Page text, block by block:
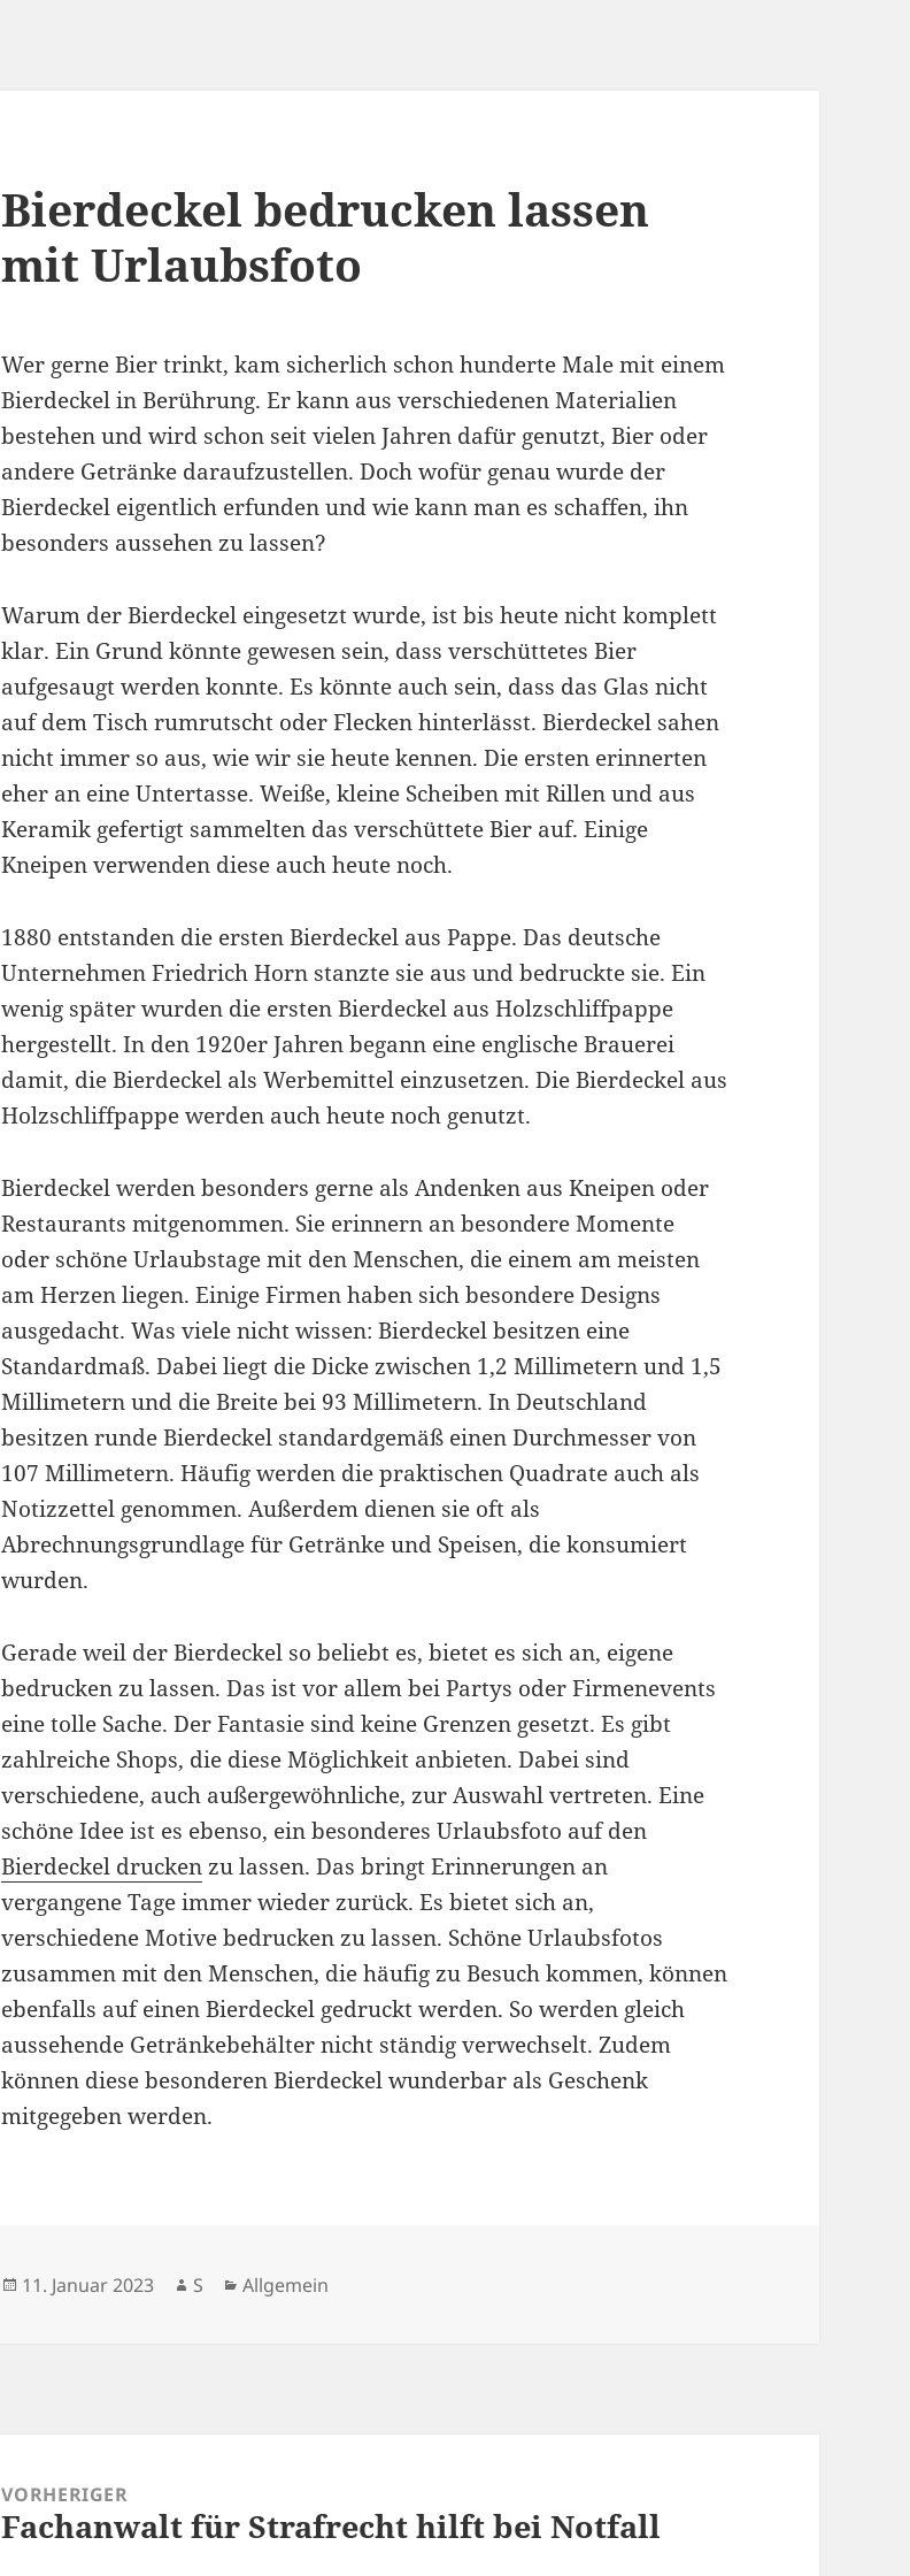
Bierdeckel bedrucken lassen
mit Urlaubsfoto
Wer gerne Bier trinkt, kam sicherlich schon hunderte Male mit einem
Bierdeckel in Berührung. Er kann aus verschiedenen Materialien
bestehen und wird schon seit vielen Jahren dafür genutzt, Bier oder
andere Getränke daraufzustellen. Doch wofür genau wurde der
Bierdeckel eigentlich erfunden und wie kann man es schaffen, ihn
besonders aussehen zu lassen?
Warum der Bierdeckel eingesetzt wurde, ist bis heute nicht komplett
klar. Ein Grund könnte gewesen sein, dass verschüttetes Bier
aufgesaugt werden konnte. Es könnte auch sein, dass das Glas nicht
auf dem Tisch rumrutscht oder Flecken hinterlässt. Bierdeckel sahen
nicht immer so aus, wie wir sie heute kennen. Die ersten erinnerten
eher an eine Untertasse. Weiße, kleine Scheiben mit Rillen und aus
Keramik gefertigt sammelten das verschüttete Bier auf. Einige
Kneipen verwenden diese auch heute noch.
1880 entstanden die ersten Bierdeckel aus Pappe. Das deutsche
Unternehmen Friedrich Horn stanzte sie aus und bedruckte sie. Ein
wenig später wurden die ersten Bierdeckel aus Holzschliffpappe
hergestellt. In den 1920er Jahren begann eine englische Brauerei
damit, die Bierdeckel als Werbemittel einzusetzen. Die Bierdeckel aus
Holzschliffpappe werden auch heute noch genutzt.
Bierdeckel werden besonders gerne als Andenken aus Kneipen oder
Restaurants mitgenommen. Sie erinnern an besondere Momente
oder schöne Urlaubstage mit den Menschen, die einem am meisten
am Herzen liegen. Einige Firmen haben sich besondere Designs
ausgedacht. Was viele nicht wissen: Bierdeckel besitzen eine
Standardmaß. Dabei liegt die Dicke zwischen 1,2 Millimetern und 1,5
Millimetern und die Breite bei 93 Millimetern. In Deutschland
besitzen runde Bierdeckel standardgemäß einen Durchmesser von
107 Millimetern. Häufig werden die praktischen Quadrate auch als
Notizzettel genommen. Außerdem dienen sie oft als
Abrechnungsgrundlage für Getränke und Speisen, die konsumiert
wurden.
Gerade weil der Bierdeckel so beliebt es, bietet es sich an, eigene
bedrucken zu lassen. Das ist vor allem bei Partys oder Firmenevents
eine tolle Sache. Der Fantasie sind keine Grenzen gesetzt. Es gibt
zahlreiche Shops, die diese Möglichkeit anbieten. Dabei sind
verschiedene, auch außergewöhnliche, zur Auswahl vertreten. Eine
schöne Idee ist es ebenso, ein besonderes Urlaubsfoto auf den
Bierdeckel druckenzu lassen. Das bringt Erinnerungen an
vergangene Tage immer wieder zurück. Es bietet sich an,
verschiedene Motive bedrucken zu lassen. Schöne Urlaubsfotos
zusammen mit den Menschen, die häufig zu Besuch kommen, können
ebenfalls auf einen Bierdeckel gedruckt werden. So werden gleich
aussehende Getränkebehälter nicht ständig verwechselt. Zudem
können diese besonderen Bierdeckel wunderbar als Geschenk
mitgegeben werden.
Veröffentlicht
11. Januar 2023 Autor
S Kategorien
Allgemein
VORHERIGER
Vorheriger
Fachanwalt für Strafrecht hilft bei Notfall